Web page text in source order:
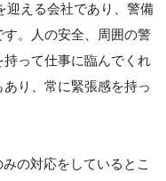
迎える会社であり、警備
。人の安全、周囲の警
って仕事に臨んでくれ
り、常に緊張感を持っ
の対応をしているとこ